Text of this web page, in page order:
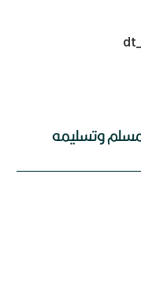
مسلم وتسليمه